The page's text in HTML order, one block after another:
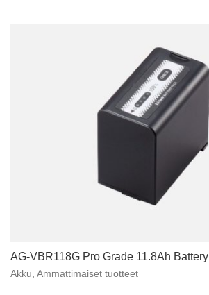
AG-VBR118G Pro Grade 11.8Ah Battery
Akku Ammattimaiset tuotteet